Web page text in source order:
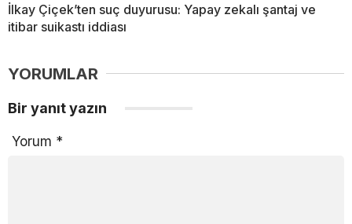
İlkay Çiçek’ten suç duyurusu: Yapay zekalı şantaj ve
itibar suikastı iddiası
YORUMLAR
Bir yanıt yazın
Yorum *